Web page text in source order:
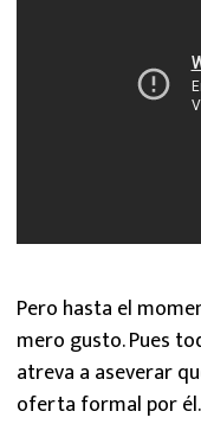
Pero hasta el
mero gusto. Pues
atreva a aseverar
oferta formal por él.